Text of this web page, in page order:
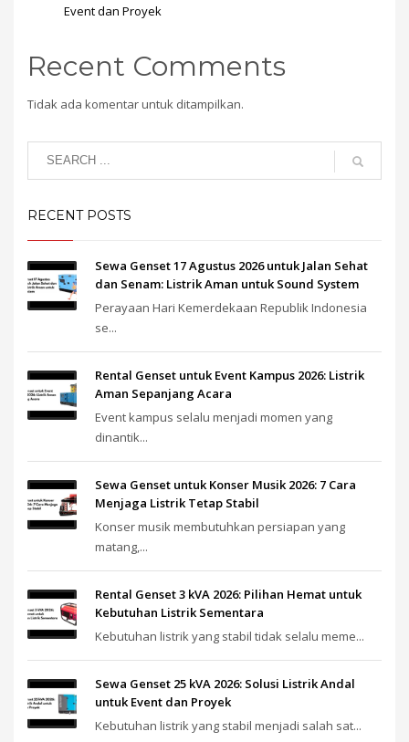
Event dan Proyek
Recent Comments
Tidak ada komentar untuk ditampilkan.
RECENT POSTS
Sewa Genset 17 Agustus 2026 untuk Jalan Sehat
dan Senam: Listrik Aman untuk Sound System
Perayaan Hari Kemerdekaan Republik Indonesia
se...
Rental Genset untuk Event Kampus 2026: Listrik
Aman Sepanjang Acara
Event kampus selalu menjadi momen yang
dinantik...
Sewa Genset untuk Konser Musik 2026: 7 Cara
Menjaga Listrik Tetap Stabil
Konser musik membutuhkan persiapan yang
matang,...
Rental Genset 3 kVA 2026: Pilihan Hemat untuk
Kebutuhan Listrik Sementara
Kebutuhan listrik yang stabil tidak selalu meme...
Sewa Genset 25 kVA 2026: Solusi Listrik Andal
untuk Event dan Proyek
Kebutuhan listrik yang stabil menjadi salah sat...